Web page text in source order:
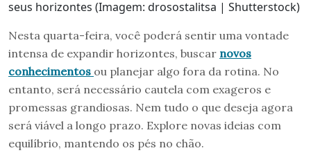
seus horizontes (Imagem: drosostalitsa | Shutterstock)
Nesta quarta-feira, você poderá sentir uma vontade
intensa de expandir horizontes, buscar novos
conhecimentos ou planejar algo fora da rotina. No
entanto, será necessário cautela com exageros e
promessas grandiosas. Nem tudo o que deseja agora
será viável a longo prazo. Explore novas ideias com
equilíbrio, mantendo os pés no chão.